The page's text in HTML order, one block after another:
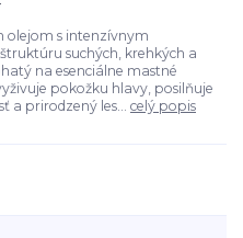
olejom s intenzívnym
suchých, krehkých a
na esenciálne mastné
pokožku hlavy, posilňuje
a prirodzený les... celý popis